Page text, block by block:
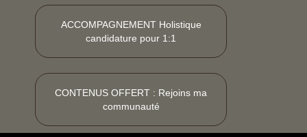
ACCOMPAGNEMENT Holistique
candidature pour 1:1
CONTENUS OFFERT : Rejoins ma
communauté